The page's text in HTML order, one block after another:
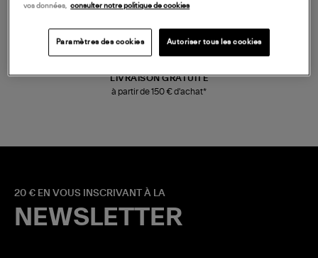
LIVRAISON GRATUITE
à partir de 150 € d'achat*
20 € EN VOUS INSCRIVANT À LA
NEWSLETTER
vos données,
consulter notre politique de cookies
Paramètres des cookies Autoriser tous les cookies